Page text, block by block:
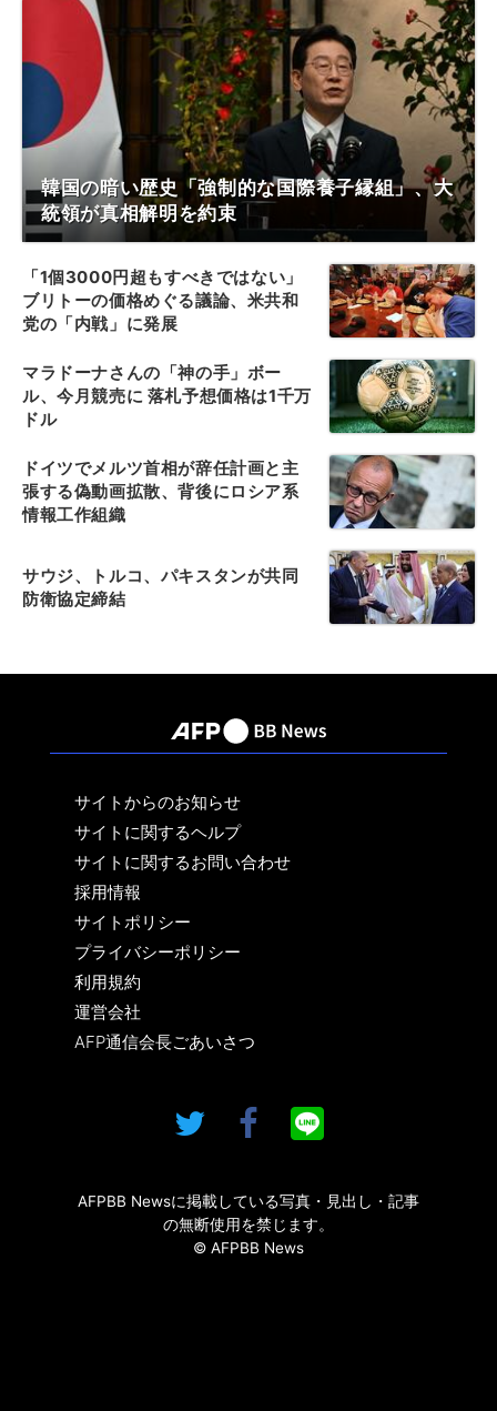
韓国の暗い歴史「強制的な国際養子縁組」、大
統領が真相解明を約束
「1個3000円超もすべきではない」
ブリトーの価格めぐる議論、米共和
党の「内戦」に発展
マラドーナさんの「神の手」ボー
ル、今月競売に 落札予想価格は1千万
ドル
ドイツでメルツ首相が辞任計画と主
張する偽動画拡散、背後にロシア系
情報工作組織
サウジ、トルコ、パキスタンが共同
防衛協定締結
サイトからのお知らせ
サイトに関するヘルプ
サイトに関するお問い合わせ
採用情報
サイトポリシー
プライバシーポリシー
利用規約
運営会社
AFP通信会長ごあいさつ
AFPBB Newsに掲載している写真・見出し・記事
の無断使用を禁じます。
© AFPBB News